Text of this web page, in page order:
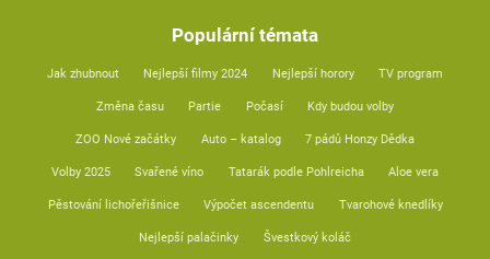
Populární témata
Jak zhubnout Nejlepší filmy 2024 Nejlepší horory TV program
Změna času Partie Počasí Kdy budou volby
ZOO Nové začátky Auto – katalog 7 pádů Honzy Dědka
Volby 2025 Svařené víno Tatarák podle Pohlreicha Aloe vera
Pěstování lichořeřišnice Výpočet ascendentu Tvarohové knedlíky
Nejlepší palačinky Švestkový koláč